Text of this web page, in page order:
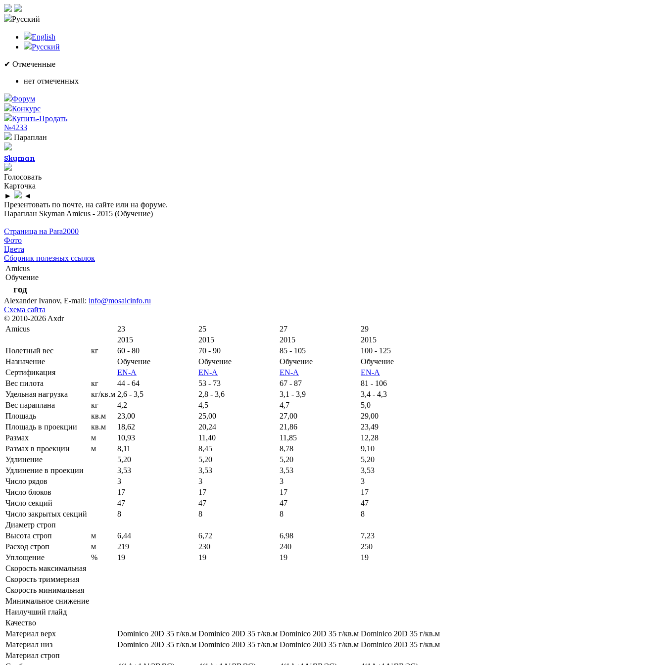
Русский
English
Русский
✔ Отмеченные
нет отмеченных
Форум
Конкурс
Купить-Продать
№4233
Параплан
Skyman
Голосовать
Карточка
►
◄
Презентовать по почте, на сайте или на форуме.
Параплан Skyman Amicus - 2015 (Обучение)
Страница на Para2000
Фото
Цвета
Сборник полезных ссылок
Amicus
Обучение
год
Alexander Ivanov, E-mail: info@mosaicinfo.ru
Схема сайта
© 2010-2026 Axdr
Amicus
23 25 27
29
2015
2015 2015
2015
Полетный вес
кг 60 - 80 70 - 90 85 - 105
100 - 125
Назначение
Обучение Обучение Обучение
Обучение
Сертификация
EN-A EN-A EN-A
EN-A
Вес пилота
кг 44 - 64 53 - 73 67 - 87
81 - 106
Удельная нагрузка
кг/кв.м 2,6 - 3,5 2,8 - 3,6 3,1 - 3,9
3,4 - 4,3
Вес параплана
кг 4,2 4,5 4,7
5,0
Площадь
кв.м 23,00 25,00 27,00
29,00
Площадь в проекции
кв.м 18,62 20,24 21,86
23,49
Размах
м 10,93 11,40 11,85
12,28
Размах в проекции
м 8,11 8,45 8,78
9,10
Удлинение
5,20 5,20 5,20
5,20
Удлинение в проекции
3,53 3,53 3,53
3,53
Число рядов
3 3 3
3
Число блоков
17 17 17
17
Число секций
47 47 47
47
Число закрытых секций
8 8 8
8
Диаметр строп
Высота строп
м 6,44 6,72 6,98
7,23
Расход строп
м 219 230 240
250
Уплощение
% 19 19 19
19
Скорость максимальная
Скорость триммерная
Скорость минимальная
Минимальное снижение
Наилучший глайд
Качество
Материал верх
Dominico 20D 35 г/кв.м Dominico 20D 35 г/кв.м Dominico 20D 35 г/кв.м Dominico 20D 35 г/кв.м
Материал низ
Dominico 20D 35 г/кв.м Dominico 20D 35 г/кв.м Dominico 20D 35 г/кв.м Dominico 20D 35 г/кв.м
Материал строп